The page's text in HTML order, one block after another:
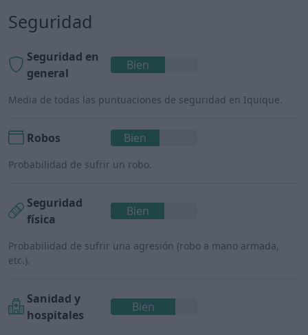
Seguridad
Seguridad en
general
Bien
Media de todas las puntuaciones de seguridad en Iquique.
Robos Bien
Probabilidad de sufrir un robo.
Seguridad
física
Bien
Probabilidad de sufrir una agresión (robo a mano armada,
etc.).
Sanidad y
hospitales
Bien